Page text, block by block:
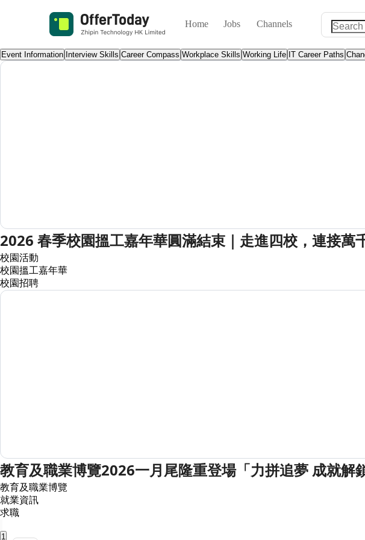
Home Jobs Channels
Event Information Interview Skills Career Compass Workplace Skills Working Life IT Career Paths
2026 春季校園搵工嘉年華圓滿結束｜走進四校，連接萬
校園活動
校園搵工嘉年華
校園招聘
教育及職業博覽2026一月尾隆重登場「力拼追夢 成就解
教育及職業博覽
就業資訊
求職
1